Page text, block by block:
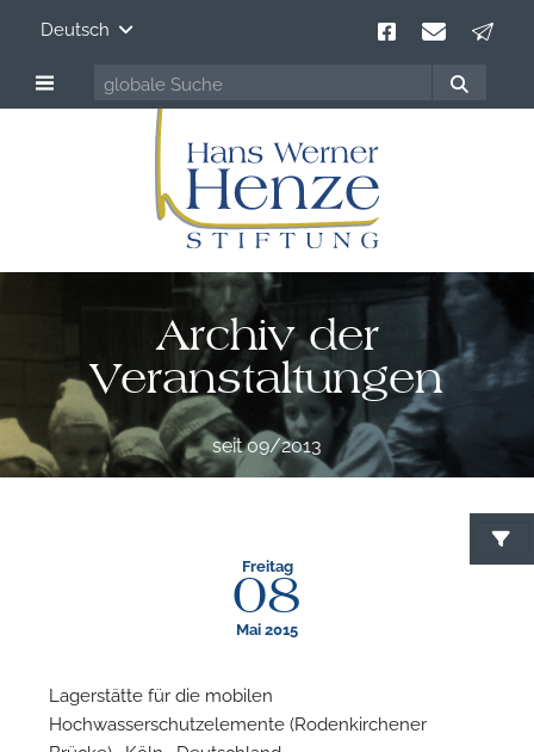
Deutsch
Archiv der
Veranstaltungen
seit 09/2013
Freitag
08
Mai 2015
Lagerstätte für die mobilen
Hochwasserschutzelemente (Rodenkirchener